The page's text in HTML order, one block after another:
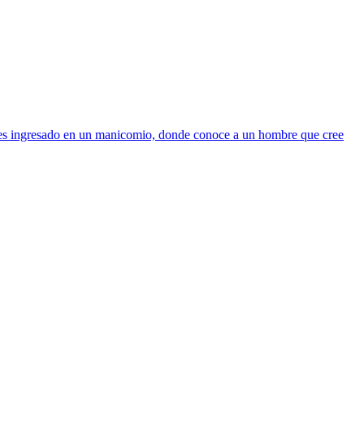
ingresado en un manicomio, donde conoce a un hombre que cree